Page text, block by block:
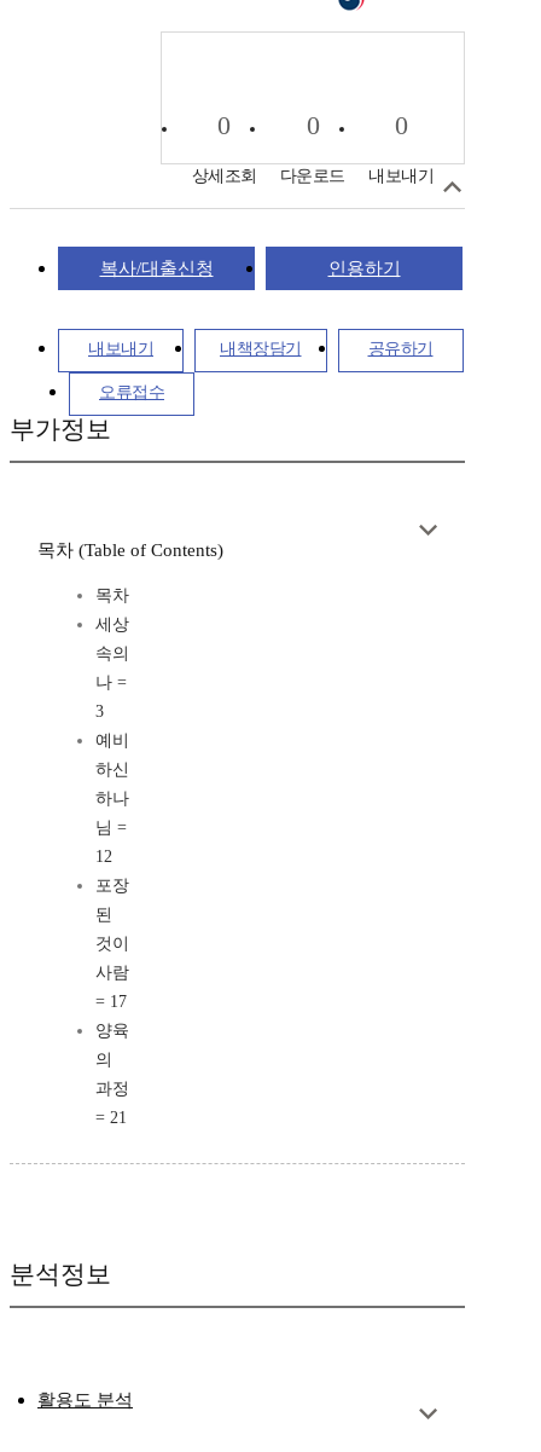
0
상세조회
0
다운로드
0
내보내기
복사/대출신청 인용하기
내보내기 내책장담기 공유하기
오류접수
부가정보
목차 (Table of Contents)
목차
세상
속의
나 =
3
예비
하신
하나
님 =
12
포장
된
것이
사람
= 17
양육
의
과정
= 21
분석정보
활용도 분석